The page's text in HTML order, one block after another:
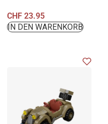
CHF23.95
IN DEN WARENKORB